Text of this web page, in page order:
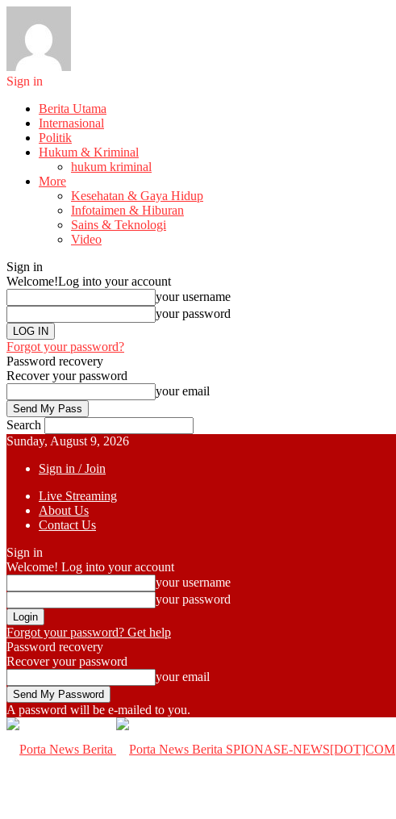
Sign in
Berita Utama
Internasional
Politik
Hukum & Kriminal
hukum kriminal
More
Kesehatan & Gaya Hidup
Infotaimen & Hiburan
Sains & Teknologi
Video
Sign in
Welcome!Log into your account
your username
your password
Forgot your password?
Password recovery
Recover your password
your email
Search
Sunday, August 9, 2026
Sign in / Join
Live Streaming
About Us
Contact Us
Sign in
Welcome! Log into your account
your username
your password
Forgot your password? Get help
Password recovery
Recover your password
your email
A password will be e-mailed to you.
SPIONASE-NEWS[DOT]COM